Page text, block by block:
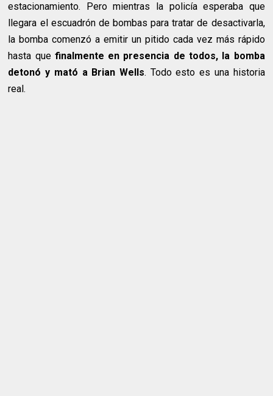
estacionamiento. Pero mientras la policía esperaba que
llegara el escuadrón de bombas para tratar de desactivarla,
la bomba comenzó a emitir un pitido cada vez más rápido
hasta quefinalmente en presencia de todos, la bomba
detonó y mató a Brian Wells. Todo esto es una historia
real.